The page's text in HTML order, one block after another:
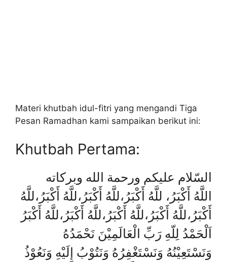
Materi khutbah idul-fitri yang mengandi Tiga
Pesan Ramadhan kami sampaikan berikut ini:
Khutbah Pertama:
السّلام عليكم ورحمة الله وبركاته
اللَّهُ أَكْبَرُ، للَّهُ أَكْبَرُ،للَّهُ أَكْبَرُ،للَّهُ أَكْبَرُ،للَّهُ
أَكْبَرُ،للَّهُ أَكْبَرُ،للَّهُ أَكْبَرُ،للَّهُ أَكْبَرُ،للَّهُ أَكْبَرُ
اَلْحَمْدُ لِلّهِ رَبِّ الْعَالَمِيْنَ نَحْمَدُهُ
وَنَسْتَعِيْنُهُ وَنَسْتَغْفِرُهُ وَنَتُوْبُ إِلَيْهِ وَنَعُوْذُ